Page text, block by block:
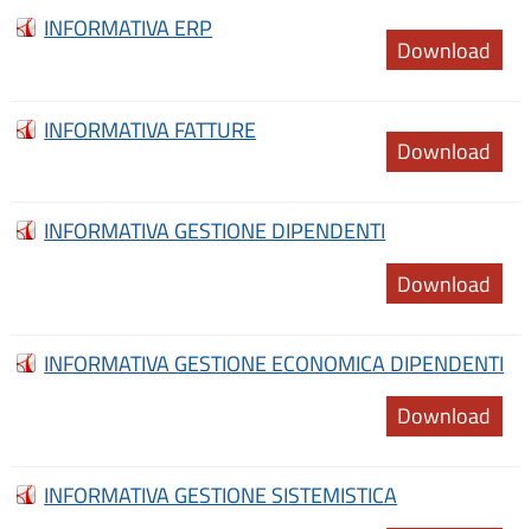
INFORMATIVA ERP
Download
INFORMATIVA FATTURE
Download
INFORMATIVA GESTIONE DIPENDENTI
Download
INFORMATIVA GESTIONE ECONOMICA DIPENDENTI
Download
INFORMATIVA GESTIONE SISTEMISTICA